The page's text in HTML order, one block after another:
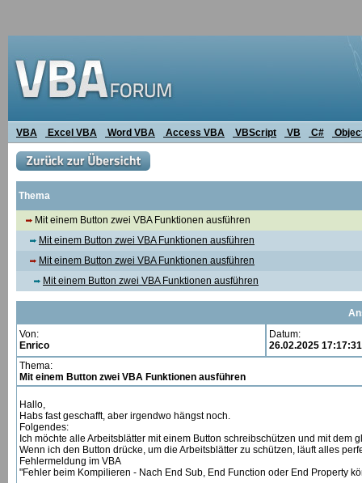
VBA Excel VBA Word VBA Access VBA VBScript VB C#
Thema
Mit einem Button zwei VBA Funktionen ausführen
Mit einem Button zwei VBA Funktionen ausführen
Mit einem Button zwei VBA Funktionen ausführen
Mit einem Button zwei VBA Funktionen ausführen
Von:
Enrico
Datum:
26.02.2025 17:17:31
Thema:
Mit einem Button zwei VBA Funktionen ausführen
Hallo,
Habs fast geschafft, aber irgendwo hängst noch.
Folgendes:
Ich möchte alle Arbeitsblätter mit einem Button schreibschützen und mit dem
Wenn ich den Button drücke, um die Arbeitsblätter zu schützen, läuft alles
Fehlermeldung im VBA
"Fehler beim Kompilieren - Nach End Sub, End Function oder End Property